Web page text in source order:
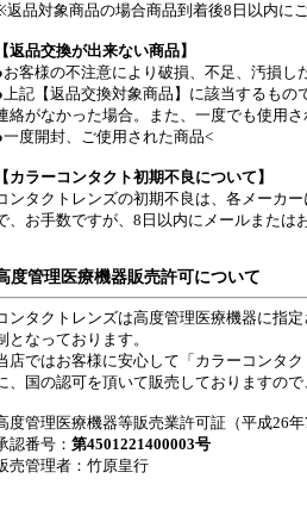
品対象商品の場合商品到着後8日以内にご
【返品交換が出来ない商品】
お客様の不注意により破損、不足、汚損し
上記【返品交換対象商品】に該当するもの
絡がなかった場合。また、一度でも使用さ
一度開封、ご使用された商品<
【カラーコンタクト初期不良について】
ンタクトレンズの初期不良は、各メーカ
、お手数ですが、8日以内にメールまたは
度管理医療機器販売許可について
ンタクトレンズは高度管理医療機器に指
となっております。
店ではお客様に安心して「カラーコンタ
、国の認可を頂いて販売しておりますので
度管理医療機器等販売業許可証（平成26年
認番号： 第4501221400003号
売管理者：竹原皇行